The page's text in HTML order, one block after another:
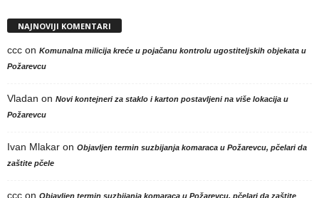
NAJNOVIJI KOMENTARI
ccc on Komunalna milicija kreće u pojačanu kontrolu ugostiteljskih objekata u
Požarevcu
Vladan on Novi kontejneri za staklo i karton postavljeni na više lokacija u
Požarevcu
Ivan Mlakar on Objavljen termin suzbijanja komaraca u Požarevcu, pčelari da
zaštite pčele
ccc on Objavljen termin suzbijanja komaraca u Požarevcu, pčelari da zaštite